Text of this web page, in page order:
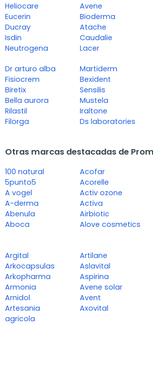
Heliocare
Eucerin
Ducray
Isdin
Neutrogena
Avene
Bioderma
Atache
Caudalie
Lacer
Dr arturo alba
Fisiocrem
Biretix
Bella aurora
Rilastil
Filorga
Martiderm
Bexident
Sensilis
Mustela
Iraltone
Ds laboratories
Otras marcas destacadas de
100 natural
5punto5
A vogel
A-derma
Abenula
Aboca
Acofar
Acorelle
Activ ozone
Activa
Airbiotic
Alove cosmetics
Argital
Arkocapsulas
Arkopharma
Armonia
Arnidol
Artesania
agricola
Artilane
Aslavital
Aspirina
Avene solar
Avent
Axovital